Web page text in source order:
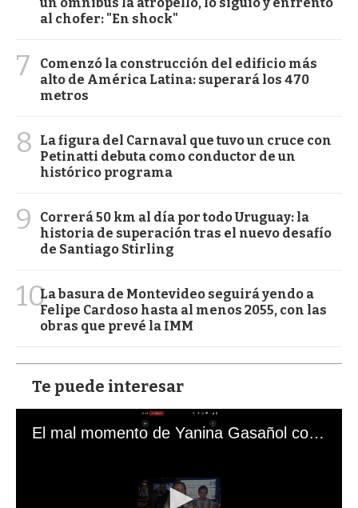
al chofer: "En shock"
7
Comenzó la construcción del edificio más
alto de América Latina: superará los 470
metros
8
La figura del Carnaval que tuvo un cruce con
Petinatti debuta como conductor de un
histórico programa
9
Correrá 50 km al día por todo Uruguay: la
historia de superación tras el nuevo desafío
de Santiago Stirling
10La basura de Montevideo seguirá yendo a
Felipe Cardoso hasta al menos 2055, con las
obras que prevé la IMM
Te puede interesar
El mal momento de Yanina Gasañol con un hincha argentino en "Subrayado"